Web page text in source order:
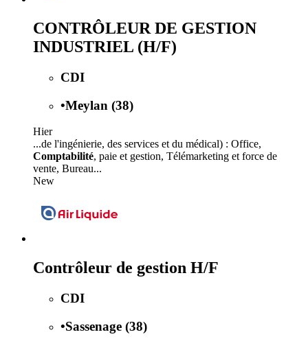
CONTRÔLEUR DE GESTION
INDUSTRIEL (H/F)
CDI
•Meylan (38)
Hier
...de l'ingénierie, des services et du médical) : Office,
Comptabilité, paie et gestion, Télémarketing et force de
vente, Bureau...
New
Contrôleur de gestion H/F
CDI
•Sassenage (38)